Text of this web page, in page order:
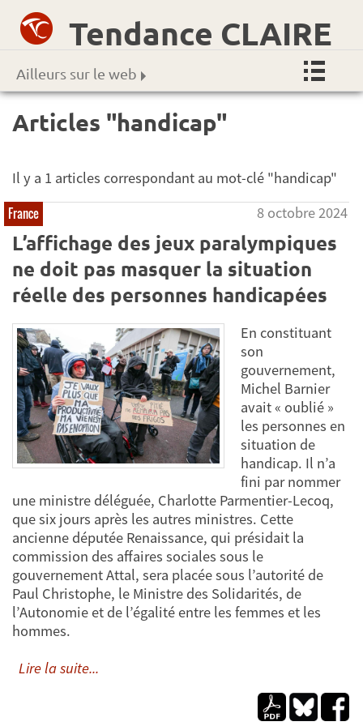
Tendance CLAIRE
Ailleurs sur le web
Articles "handicap"
Il y a 1 articles correspondant au mot-clé "handicap"
France 8 octobre 2024
L’affichage des jeux paralympiques
ne doit pas masquer la situation
réelle des personnes handicapées
En constituant
son
gouvernement,
Michel Barnier
avait « oublié »
les personnes en
situation de
handicap. Il n’a
fini par nommer
une ministre déléguée, Charlotte Parmentier-Lecoq,
que six jours après les autres ministres. Cette
ancienne députée Renaissance, qui présidait la
commission des affaires sociales sous le
gouvernement Attal, sera placée sous l’autorité de
Paul Christophe, le Ministre des Solidarités, de
l’Autonomie et de l’égalité entre les femmes et les
hommes.
Lire la suite...